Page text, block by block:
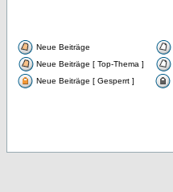
Neue Beiträge
Neue Beiträge [ Top-Thema ]
Neue Beiträge [ Gesperrt ]